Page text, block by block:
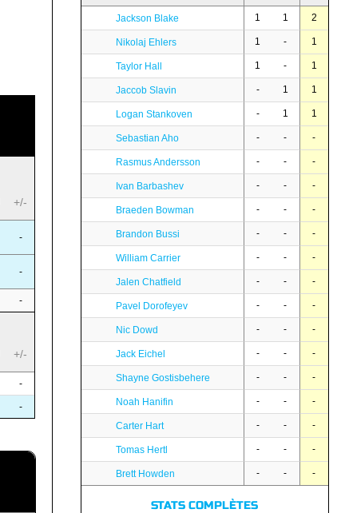
+/-
-
-
-
+/-
-
-
Jackson Blake 1 1 2
Nikolaj Ehlers 1 - 1
Taylor Hall 1 - 1
Jaccob Slavin - 1 1
Logan Stankoven - 1 1
Sebastian Aho - - -
Rasmus Andersson - - -
Ivan Barbashev - - -
Braeden Bowman - - -
Brandon Bussi - - -
William Carrier - - -
Jalen Chatfield - - -
Pavel Dorofeyev - - -
Nic Dowd - - -
Jack Eichel - - -
Shayne Gostisbehere - - -
Noah Hanifin - - -
Carter Hart - - -
Tomas Hertl - - -
Brett Howden - - -
STATS COMPLÈTES